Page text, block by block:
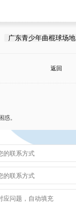
广东青少年曲棍球场地
返回
惑。